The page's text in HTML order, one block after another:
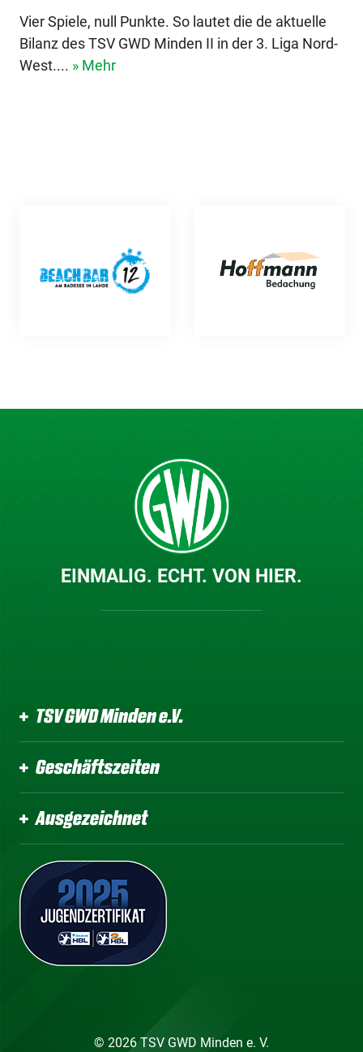
Vier Spiele, null Punkte. So lautet die de aktuelle
Bilanz des TSV GWD Minden II in der 3. Liga Nord-
West.... » Mehr
EINMALIG. ECHT. VON HIER.
TSV GWD Minden e.V.
Geschäftszeiten
Ausgezeichnet
© 2026 TSV GWD Minden e. V.